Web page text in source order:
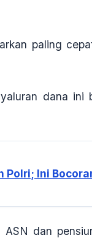
paling
dana ini
Polri; Ini
dan